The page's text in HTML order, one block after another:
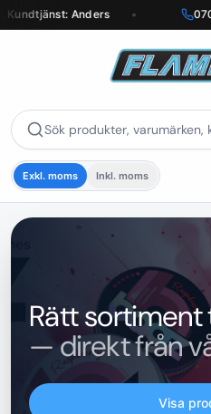
Kundtjänst: Anders •
Exkl. moms Inkl. moms
Rätt sortiment
— direkt från
Visa